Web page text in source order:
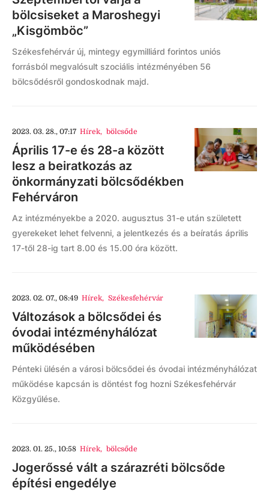
bölcsiseket a Maroshegyi
„Kisgömböc”
Székesfehérvár új, mintegy egymilliárd forintos uniós
forrásból megvalósult szociális intézményében 56
bölcsődésről gondoskodnak majd.
2023. 03. 28., 07:17 Hírek, bölcsőde
Április 17-e és 28-a között
lesz a beiratkozás az
önkormányzati bölcsődékben
Fehérváron
Az intézményekbe a 2020. augusztus 31-e után született
gyerekeket lehet felvenni, a jelentkezés és a beíratás április
17-től 28-ig tart 8.00 és 15.00 óra között.
2023. 02. 07., 08:49 Hírek, Székesfehérvár
Változások a bölcsődei és
óvodai intézményhálózat
működésében
Pénteki ülésén a városi bölcsődei és óvodai intézményhálózat
működése kapcsán is döntést fog hozni Székesfehérvár
Közgyűlése.
2023. 01. 25., 10:58 Hírek, bölcsőde
Jogerőssé vált a szárazréti bölcsőde
építési engedélye